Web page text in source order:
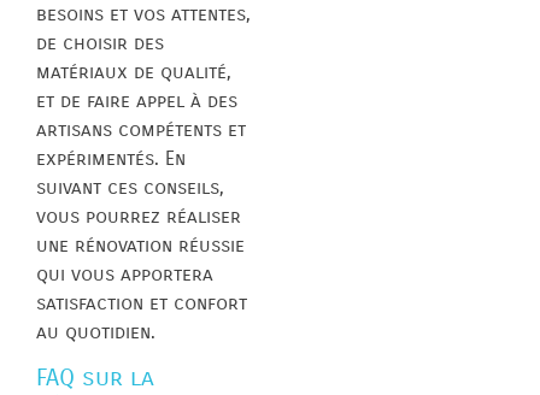
besoins et vos attentes,
de choisir des
matériaux de qualité,
et de faire appel à des
artisans compétents et
expérimentés. En
suivant ces conseils,
vous pourrez réaliser
une rénovation réussie
qui vous apportera
satisfaction et confort
au quotidien.
FAQ sur la